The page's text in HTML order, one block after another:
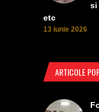
si
etc
13 iunie 2026
ARTICOLE